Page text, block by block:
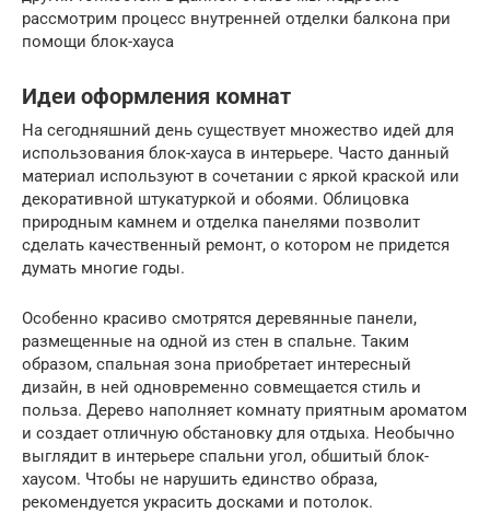
рассмотрим процесс внутренней отделки балкона при
помощи блок-хауса
Идеи оформления комнат
На сегодняшний день существует множество идей для
использования блок-хауса в интерьере. Часто данный
материал используют в сочетании с яркой краской или
декоративной штукатуркой и обоями. Облицовка
природным камнем и отделка панелями позволит
сделать качественный ремонт, о котором не придется
думать многие годы.
Особенно красиво смотрятся деревянные панели,
размещенные на одной из стен в спальне. Таким
образом, спальная зона приобретает интересный
дизайн, в ней одновременно совмещается стиль и
польза. Дерево наполняет комнату приятным ароматом
и создает отличную обстановку для отдыха. Необычно
выглядит в интерьере спальни угол, обшитый блок-
хаусом. Чтобы не нарушить единство образа,
рекомендуется украсить досками и потолок.